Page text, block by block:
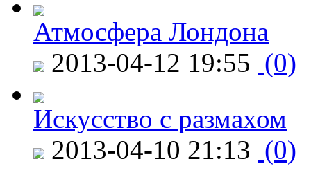
Атмосфера Лондона
2013-04-12 19:55 (0)
Искусство с размахом
2013-04-10 21:13 (0)